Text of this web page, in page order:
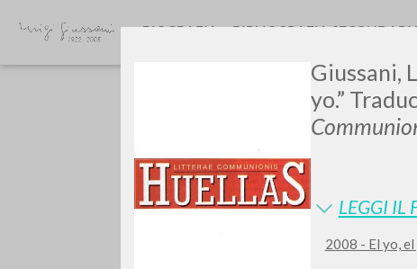
Giussani,
yo.”
LEGGI IL
2008 - El yo,
BIOGRAFIA BIBLIOGRAFIA